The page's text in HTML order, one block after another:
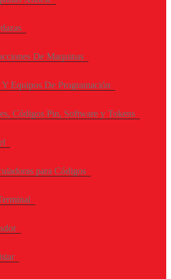
De Maquinas
Equipos De Programación
Códigos Pin, Software y Tokens
para Códigos